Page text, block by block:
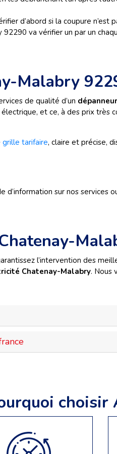
d’abord si la coupure n’est
va vérifier un par un
Malabry
de qualité d’un
et ce, à des prix très
grille tarifaire, claire et précise,
sur nos services
l’intervention des
Chatenay-Malabry. Nous
choisir